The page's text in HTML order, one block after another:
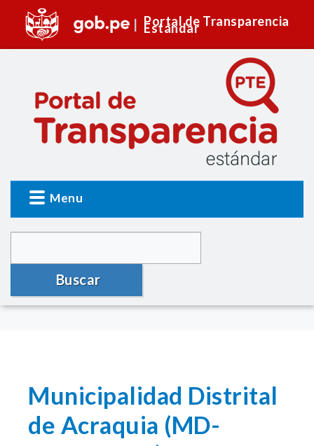
Portal de Transparencia
Estándar
Menu
Buscar
Municipalidad Distrital
de Acraquia (MD-